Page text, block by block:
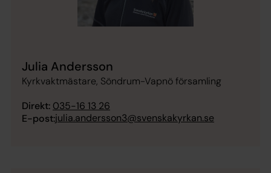
Julia Andersson
Kyrkvaktmästare, Söndrum-Vapnö församling
Direkt: 035-16 13 26
E-post:julia.andersson3@svenskakyrkan.se